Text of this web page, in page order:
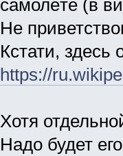
самолёте (в
Не
Кстати, здесь
https://
Хотя
Надо будет